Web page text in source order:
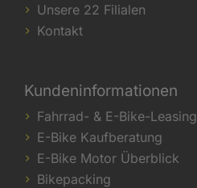
Unsere 22 Filialen
Kontakt
Kundeninformationen
Fahrrad- & E-Bike-Leasing
E-Bike Kaufberatung
E-Bike Motor Überblick
Bikepacking